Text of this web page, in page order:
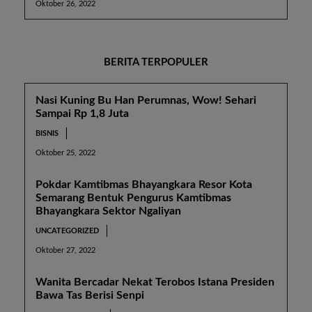
Oktober 26, 2022
BERITA TERPOPULER
Nasi Kuning Bu Han Perumnas, Wow! Sehari
Sampai Rp 1,8 Juta
BISNIS
Oktober 25, 2022
Pokdar Kamtibmas Bhayangkara Resor Kota
Semarang Bentuk Pengurus Kamtibmas
Bhayangkara Sektor Ngaliyan
UNCATEGORIZED
Oktober 27, 2022
Wanita Bercadar Nekat Terobos Istana Presiden
Bawa Tas Berisi Senpi